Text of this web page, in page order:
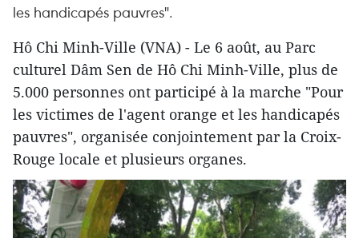
les handicapés pauvres".
Hô Chi Minh-Ville (VNA) - Le 6 août, au Parc
culturel Dâm Sen de Hô Chi Minh-Ville, plus de
5.000 personnes ont participé à la marche "Pour
les victimes de l'agent orange et les handicapés
pauvres", organisée conjointement par la Croix-
Rouge locale et plusieurs organes.